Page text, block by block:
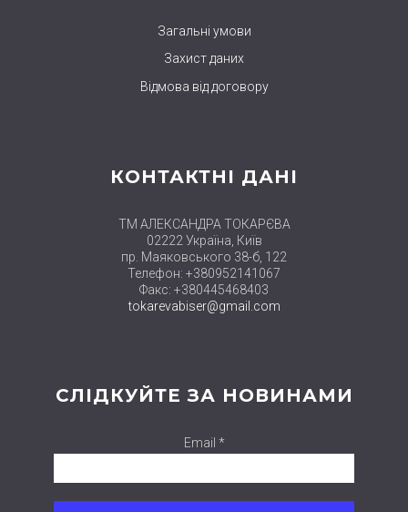
Загальні умови
Захист даних
Відмова від договору
КОНТАКТНІ ДАНІ
ТМ АЛЕКСАНДРА ТОКАРЄВА
02222 Україна, Київ
пр. Маяковського 38-б, 122
Телефон: +380952141067
Факс: +380445468403
tokarevabiser@gmail.com
СЛІДКУЙТЕ ЗА НОВИНАМИ
Email *